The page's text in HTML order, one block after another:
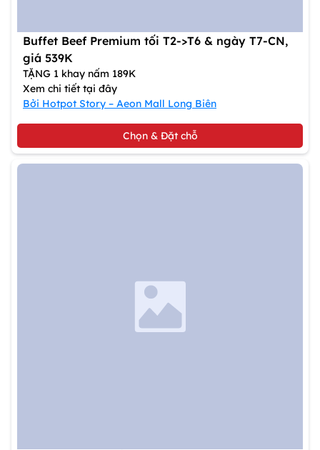
Buffet Beef Premium tối T2->T6 & ngày T7-CN,
giá 539K
TẶNG 1 khay nấm 189K
Xem chi tiết tại đây
Bởi Hotpot Story – Aeon Mall Long Biên
Chọn & Đặt chỗ